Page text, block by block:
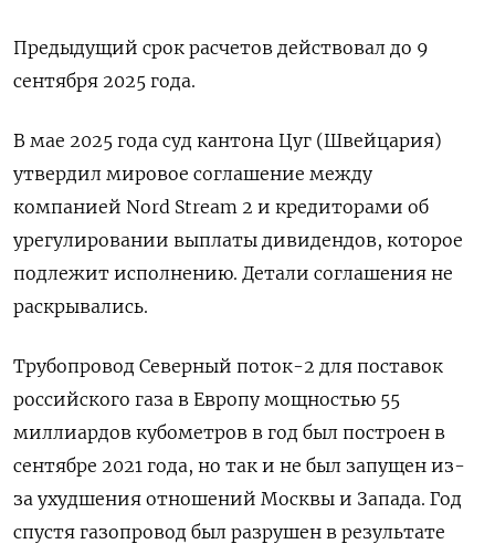
Предыдущий срок расчетов действовал до 9
сентября 2025 года.
В мае 2025 года суд кантона Цуг (Швейцария)
утвердил мировое соглашение между
компанией Nord Stream 2 и кредиторами об
урегулировании выплаты дивидендов, которое
подлежит исполнению. Детали соглашения не
раскрывались.
Трубопровод Северный поток-2 для поставок
российского газа в Европу мощностью 55
миллиардов кубометров в год был построен в
сентябре 2021 года, но так и не был запущен из-
за ухудшения отношений Москвы и Запада. Год
спустя газопровод был разрушен в результате